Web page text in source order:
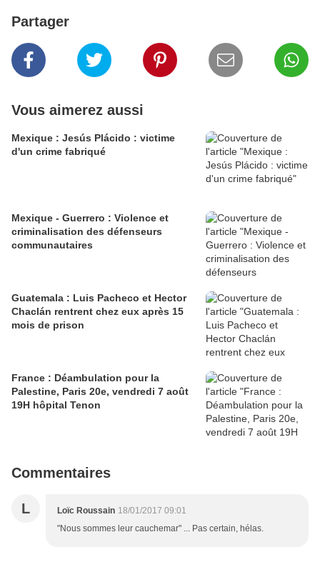
Partager
Vous aimerez aussi
Mexique : Jesús Plácido : victime
d'un crime fabriqué
Mexique - Guerrero : Violence et
criminalisation des défenseurs
communautaires
Guatemala : Luis Pacheco et Hector
Chaclán rentrent chez eux après 15
mois de prison
France : Déambulation pour la
Palestine, Paris 20e, vendredi 7 août
19H hôpital Tenon
Commentaires
L Loïc Roussain 18/01/2017 09:01
"Nous sommes leur cauchemar" ... Pas certain, hélas.